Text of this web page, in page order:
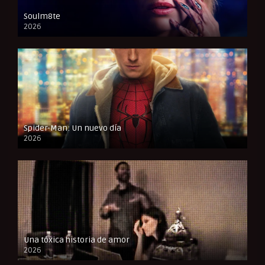
Soulm8te
2026
FULL HD
Spider-Man: Un nuevo día
2026
CAM
Una tóxica historia de amor
2026
FULL HD